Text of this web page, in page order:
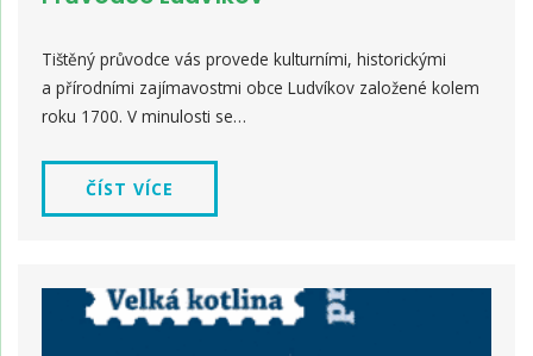
Tištěný průvodce vás provede kulturními, historickými
a přírodními zajímavostmi obce Ludvíkov založené kolem
roku 1700. V minulosti se…
ČÍST VÍCE